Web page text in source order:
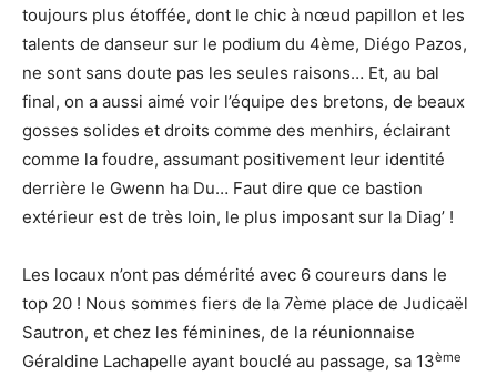
toujours plus étoffée, dont le chic à nœud papillon et les
talents de danseur sur le podium du 4ème, Diégo Pazos,
ne sont sans doute pas les seules raisons… Et, au bal
final, on a aussi aimé voir l’équipe des bretons, de beaux
gosses solides et droits comme des menhirs, éclairant
comme la foudre, assumant positivement leur identité
derrière le Gwenn ha Du… Faut dire que ce bastion
extérieur est de très loin, le plus imposant sur la Diag’ !
Les locaux n’ont pas démérité avec 6 coureurs dans le
top 20 ! Nous sommes fiers de la 7ème place de Judicaël
Sautron, et chez les féminines, de la réunionnaise
Géraldine Lachapelle ayant bouclé au passage, sa 13ème